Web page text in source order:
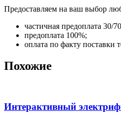
Предоставляем на ваш выбор
частичная предоплата 30/
предоплата 100%;
оплата по факту поставки
Похожие
Интерактивный